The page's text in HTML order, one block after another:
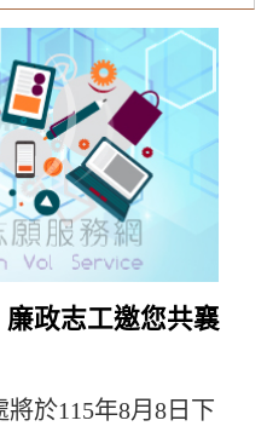
政志工邀您共襄
於115年8月8日下